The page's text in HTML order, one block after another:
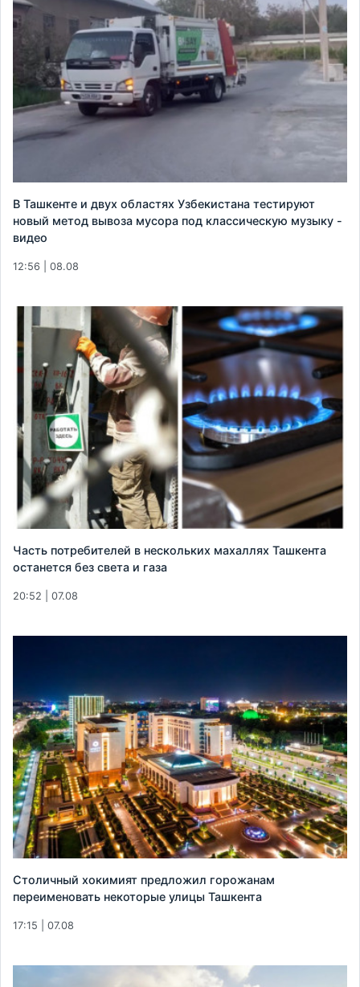
В Ташкенте и двух областях Узбекистана тестируют
новый метод вывоза мусора под классическую музыку -
видео
12:56 | 08.08
Часть потребителей в нескольких махаллях Ташкента
останется без света и газа
20:52 | 07.08
Столичный хокимият предложил горожанам
переименовать некоторые улицы Ташкента
17:15 | 07.08